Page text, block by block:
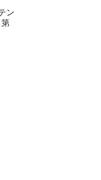
ン